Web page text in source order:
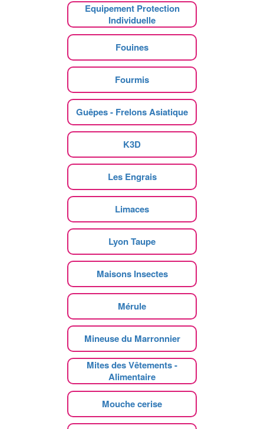
Equipement Protection
Individuelle
Fouines
Fourmis
Guêpes - Frelons Asiatique
K3D
Les Engrais
Limaces
Lyon Taupe
Maisons Insectes
Mérule
Mineuse du Marronnier
Mites des Vêtements -
Alimentaire
Mouche cerise